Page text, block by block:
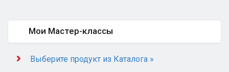
Мои Мастер-классы
Выберите продукт из Каталога »